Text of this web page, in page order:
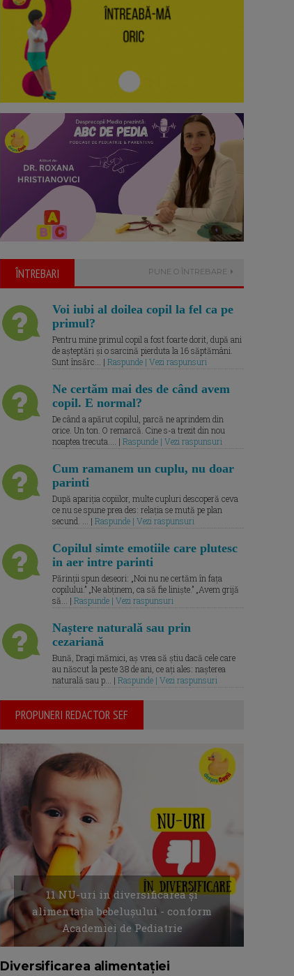
ÎNTREBARI PUNE O ÎNTREBARE
Voi iubi al doilea copil la fel ca pe
primul?
Pentru mine primul copil a fost foarte dorit, după ani
de așteptări și o sarcină pierduta la 16 săptămâni.
Sunt însărc... | Raspunde | Vezi raspunsuri
Ne certăm mai des de când avem
copil. E normal?
De când a apărut copilul, parcă ne aprindem din
orice. Un ton. O remarcă. Cine s-a trezit din nou
noaptea trecuta.... | Raspunde | Vezi raspunsuri
Cum ramanem un cuplu, nu doar
parinti
După apariția copiilor, multe cupluri descoperă ceva
ce nu se spune prea des: relația se mută pe plan
secund. ... | Raspunde | Vezi raspunsuri
Copilul simte emotiile care plutesc
in aer intre parinti
Părinții spun deseori: „Noi nu ne certăm în fața
copilului.” „Ne abținem, ca să fie liniște.” „Avem grijă
să... | Raspunde | Vezi raspunsuri
Naștere naturală sau prin
cezariană
Bună, Dragi mămici, aș vrea să știu dacă cele care
au născut la peste 38 de ani, ce ați ales: nașterea
naturală sau p... | Raspunde | Vezi raspunsuri
PROPUNERI REDACTOR SEF
11 NU-uri in diversificarea și
alimentația bebelușului - conform
Academiei de Pediatrie
Diversificarea alimentației